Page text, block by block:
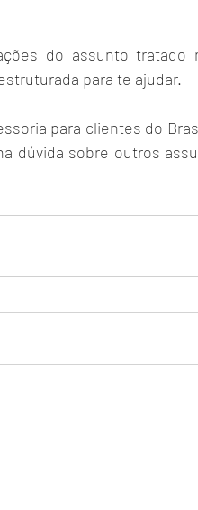
do assunto tratado
para te ajudar.
para clientes do
dúvida sobre outros